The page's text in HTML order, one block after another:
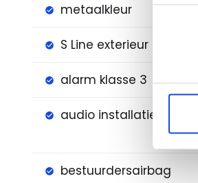
metaalkleur
S Line exterieur
alarm klasse 3
audio installatie
bestuurdersairbag